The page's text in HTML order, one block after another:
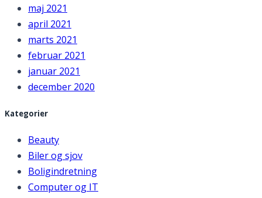
maj 2021
april 2021
marts 2021
februar 2021
januar 2021
december 2020
Kategorier
Beauty
Biler og sjov
Boligindretning
Computer og IT